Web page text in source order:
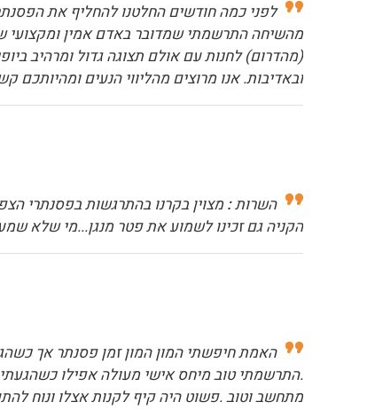
לפני כמה חודשים החלטנו להחליף את
מהשיחה התרשמתי שמדובר באדם אמין ומקצועי
ובאדיבות. אנו מרוצים מהליווי הנעים
השרות:מצוין בקרנו בהתרגשות בפסנתרי
הקניה גם זכינו לשמוע את פטר מנגן...מי שלא
האמת חיפשתי המון המון זמן פסנתר אך
.התרשמתי טוב מיחס אישי מעולה אפילו
מתחשב וטוב .פשוט היה קיף לקנות אצלו ונוח